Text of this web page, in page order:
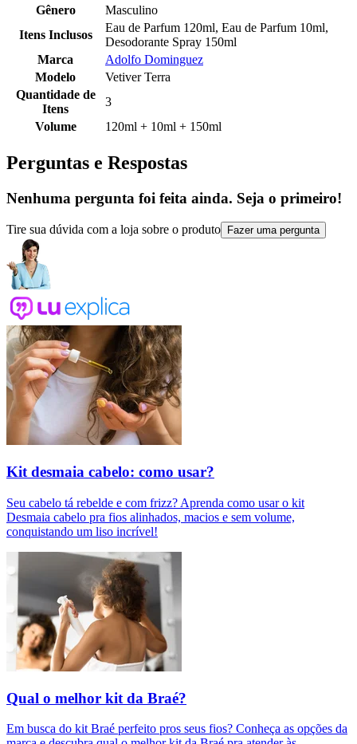
Gênero
Masculino
Itens Inclusos
Eau de Parfum 120ml, Eau de Parfum 10ml,
Desodorante Spray 150ml
Marca
Adolfo Dominguez
Modelo
Vetiver Terra
Quantidade de
Itens
3
Volume
120ml + 10ml + 150ml
Perguntas e Respostas
Nenhuma pergunta foi feita ainda. Seja o primeiro!
Tire sua dúvida com a loja sobre o produto Fazer uma pergunta
Kit desmaia cabelo: como usar?
Seu cabelo tá rebelde e com frizz? Aprenda como usar o kit
Desmaia cabelo pra fios alinhados, macios e sem volume,
conquistando um liso incrível!
Qual o melhor kit da Braé?
Em busca do kit Braé perfeito pros seus fios? Conheça as opções da